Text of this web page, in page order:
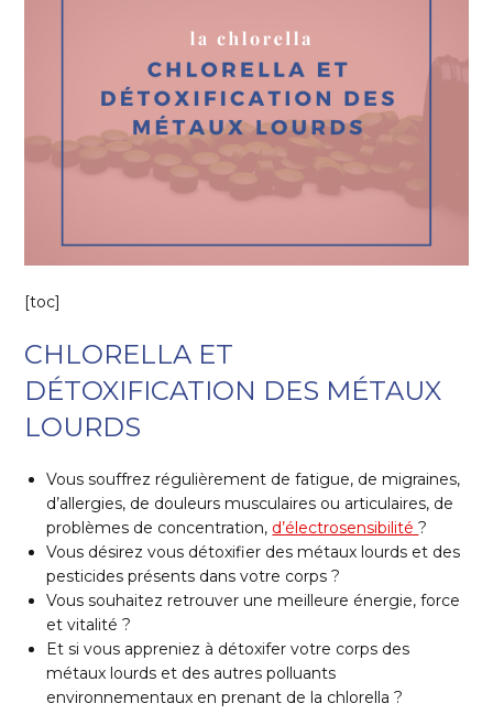
[toc]
CHLORELLA ET
DÉTOXIFICATION DES MÉTAUX
LOURDS
Vous souffrez régulièrement de fatigue, de migraines,
d’allergies, de douleurs musculaires ou articulaires, de
problèmes de concentration, d’électrosensibilité?
Vous désirez vous détoxifier des métaux lourds et des
pesticides présents dans votre corps ?
Vous souhaitez retrouver une meilleure énergie, force
et vitalité ?
Et si vous appreniez à détoxifer votre corps des
métaux lourds et des autres polluants
environnementaux en prenant de la chlorella ?